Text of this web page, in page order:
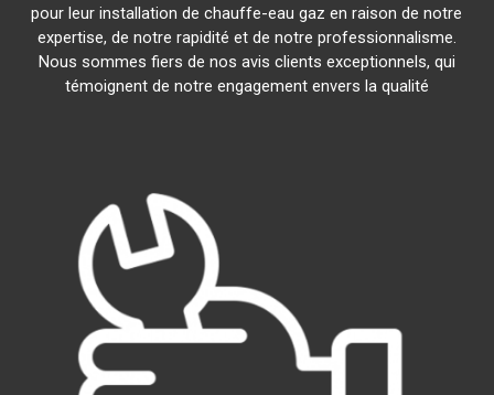
pour leur installation de chauffe-eau gaz en raison de notre
expertise, de notre rapidité et de notre professionnalisme.
Nous sommes fiers de nos avis clients exceptionnels, qui
témoignent de notre engagement envers la qualité